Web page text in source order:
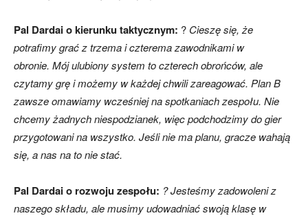
Pal Dardai o kierunku taktycznym: ? Cieszę się, że
potrafimy grać z trzema i czterema zawodnikami w
obronie. Mój ulubiony system to czterech obrońców, ale
czytamy grę i możemy w każdej chwili zareagować. Plan B
zawsze omawiamy wcześniej na spotkaniach zespołu. Nie
chcemy żadnych niespodzianek, więc podchodzimy do gier
przygotowani na wszystko. Jeśli nie ma planu, gracze wahają
się, a nas na to nie stać.
Pal Dardai o rozwoju zespołu: ? Jesteśmy zadowoleni z
naszego składu, ale musimy udowadniać swoją klasę w